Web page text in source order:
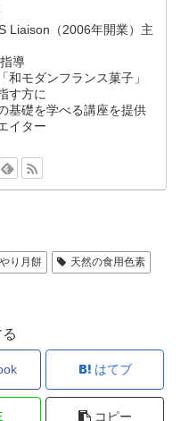
Liaison（2006年開業）主
導
和モダンフランス菓子」
す方に
基礎を学べる講座を提供
イター
り月餅
天然の食用色素
はてブ
コピー